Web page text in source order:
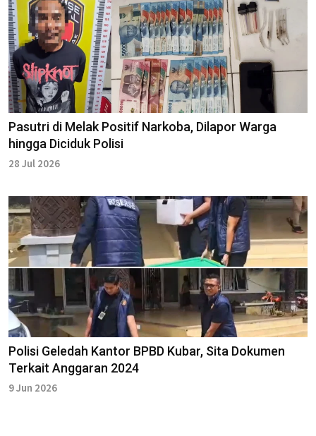
Pasutri di Melak Positif Narkoba, Dilapor Warga
hingga Diciduk Polisi
28 Jul 2026
Polisi Geledah Kantor BPBD Kubar, Sita Dokumen
Terkait Anggaran 2024
9 Jun 2026